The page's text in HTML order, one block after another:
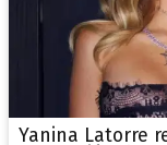
Yanina Latorre